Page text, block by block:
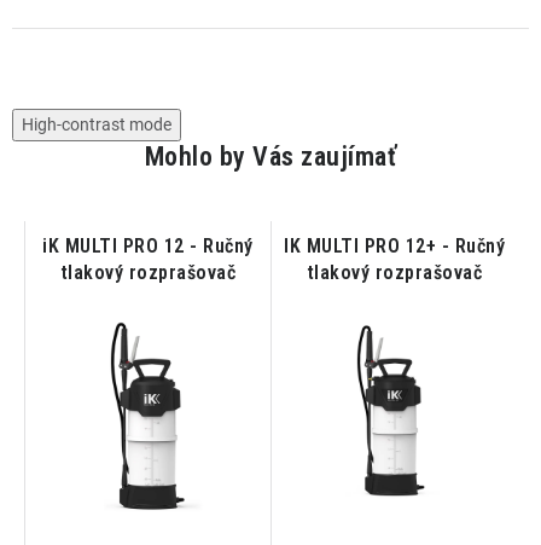
High-contrast mode
Mohlo by Vás zaujímať
iK MULTI PRO 12 - Ručný
tlakový rozprašovač
IK MULTI PRO 12+ - Ručný
tlakový rozprašovač